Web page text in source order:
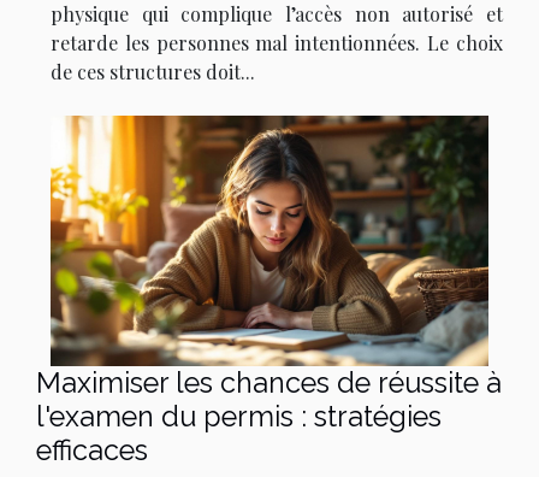
physique qui complique l’accès non autorisé et
retarde les personnes mal intentionnées. Le choix
de ces structures doit...
Maximiser les chances de réussite à
l'examen du permis : stratégies
efficaces